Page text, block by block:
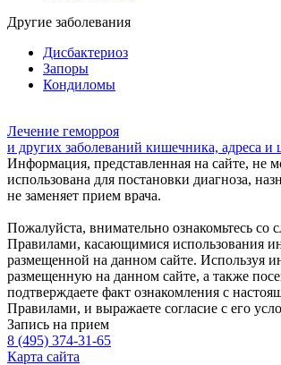
Другие заболевания
Дисбактериоз
Запоры
Кондиломы
Лечение геморроя
и других заболеваний кишечника, адреса и
Информация, представленная на сайте, не
использована для постановки диагноза,
не заменяет прием врача.
Пожалуйста, внимательно ознакомьтесь со
Правилами, касающимися использования
размещенной на данном сайте. Используя
размещенную на данном сайте, а также
подтверждаете факт ознакомления с
Правилами, и выражаете согласие с его
Запись на прием
8 (495) 374-31-65
Карта сайта